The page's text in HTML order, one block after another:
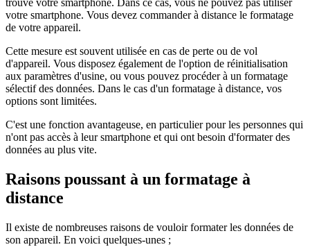
trouve votre smartphone. Dans ce cas, vous ne pouvez pas utiliser
votre smartphone. Vous devez commander à distance le formatage
de votre appareil.
Cette mesure est souvent utilisée en cas de perte ou de vol
d'appareil. Vous disposez également de l'option de réinitialisation
aux paramètres d'usine, ou vous pouvez procéder à un formatage
sélectif des données. Dans le cas d'un formatage à distance, vos
options sont limitées.
C'est une fonction avantageuse, en particulier pour les personnes qui
n'ont pas accès à leur smartphone et qui ont besoin d'formater des
données au plus vite.
Raisons poussant à un formatage à
distance
Il existe de nombreuses raisons de vouloir formater les données de
son appareil. En voici quelques-unes ;